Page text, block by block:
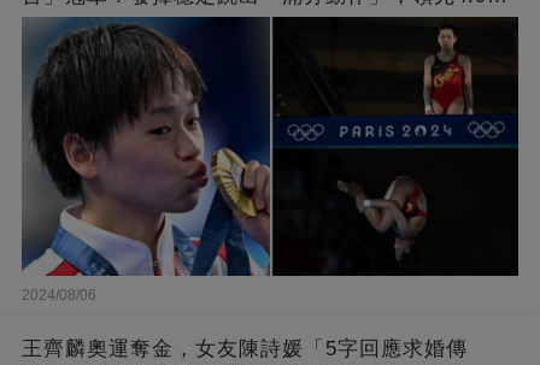
擊敗陳芋汐
2024/08/06
王齊麟奧運奪金，女友陳詩媛「5字回應求婚傳